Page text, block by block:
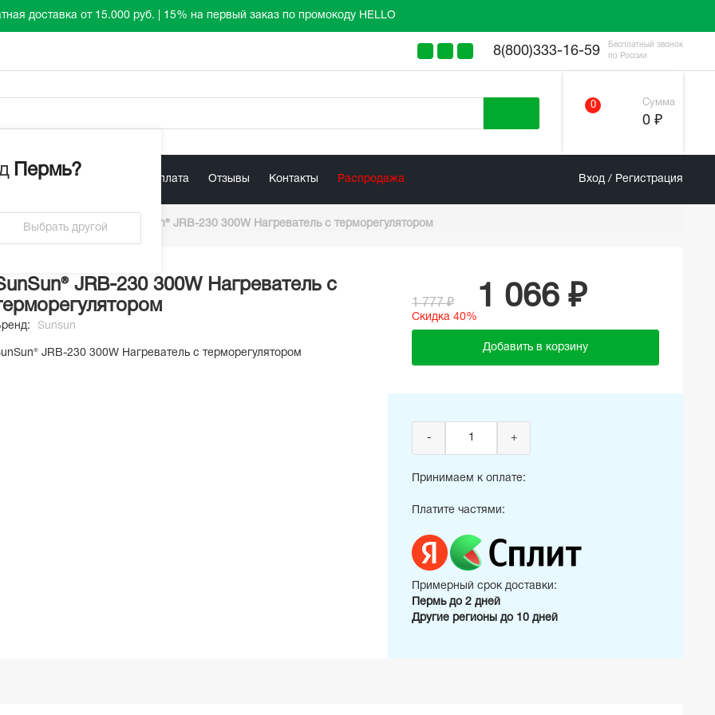
доставка от 15.000 руб. | 15% на первый заказ по промокоду HELLO
8(800)333-16-59
Бесплатный звонок
по России
Пермь?
Выбрать другой
0 Сумма
0 ₽
Акции Доставка / Оплата Отзывы Контакты Распродажа Вход / Регистрация
/Нагреватели SunSun® JRB-230 300W Нагреватель с терморегулятором
JRB-230 300W Нагреватель с
Sunsun
JRB-230 300W Нагреватель с терморегулятором
1 777 ₽
Скидка 40%
1 066 ₽
Добавить в корзину
- +
Принимаем к оплате:
Платите частями:
Примерный срок доставки:
Пермь до 2 дней
Другие регионы до 10 дней